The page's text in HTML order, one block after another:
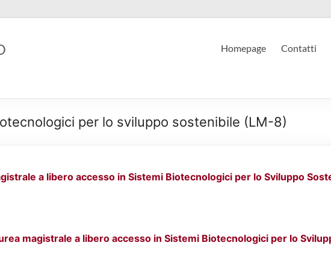
Homepage Contatti
per lo sviluppo sostenibile (LM-8)
a libero accesso in Sistemi Biotecnologici per lo Sviluppo
magistrale a libero accesso in Sistemi Biotecnologici per lo